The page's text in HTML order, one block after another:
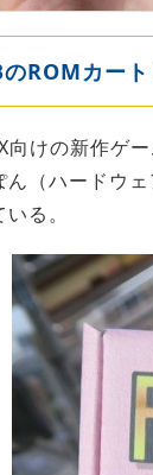
ROMカー
向けの新作ゲ
ん（ハードウェ
る。